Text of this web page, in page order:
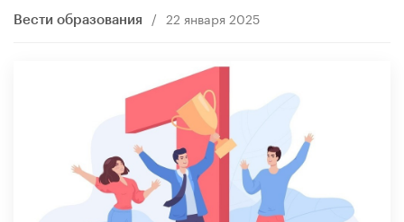
Вести образования / 22 января 2025